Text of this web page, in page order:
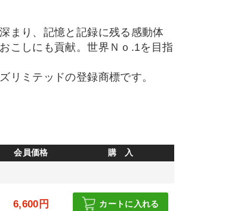
まり、記憶と記録に残る感動体
こしにも貢献。世界Ｎｏ.1を目指
ミテッドの登録商標です。
会員価格 購 入
6,600円 カートに入れる